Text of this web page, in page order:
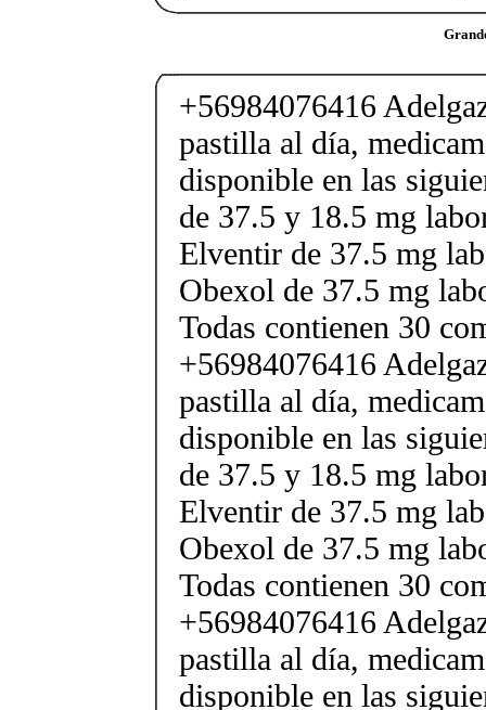
+56984076416
pastilla al día,
disponible en las
de 37.5 y 18.5 mg
Elventir de 37.5 mg
Obexol de 37.5 mg
Todas contienen 30
+56984076416
pastilla al día,
disponible en las
de 37.5 y 18.5 mg
Elventir de 37.5 mg
Obexol de 37.5 mg
Todas contienen 30
+56984076416
pastilla al día,
disponible en las